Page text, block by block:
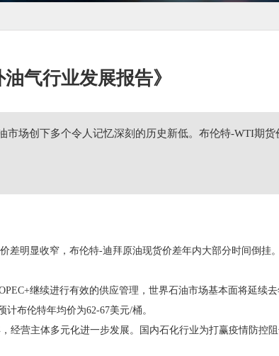
气行业发展报告》
场创下多个令人记忆深刻的历史新低。布伦特-WTI期货
明显收窄，布伦特-迪拜原油现货价差年内大部分时间倒挂
继续进行有效的供应管理，世界石油市场基本面将延续
布伦特年均价为62-67美元/桶。
营主体多元化进一步发展。国内石化行业为打赢疫情防控阻